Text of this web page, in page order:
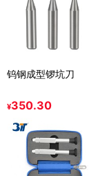
钨钢成型锣坑刀
¥350.30